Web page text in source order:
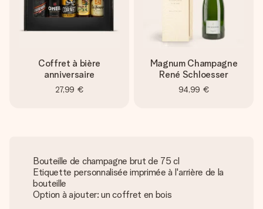
Coffret à bière
anniversaire
27,99 €
Magnum Champagne
René Schloesser
94,99 €
Bouteille de champagne brut de 75 cl
Etiquette personnalisée imprimée à l'arrière de la
bouteille
Option à ajouter: un coffret en bois